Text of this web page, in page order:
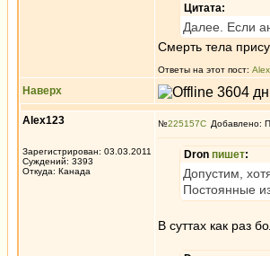
Цитата:
Далее. Если
Смерть тела
Ответы на этот пост:
Наверх
Alex123
Зарегистрирован: 03.03.2011
Суждений: 3393
Откуда: Канада
№225157 Добавлено:
Dron пишет:
Допустим,
Постоянные
В суттах как раз